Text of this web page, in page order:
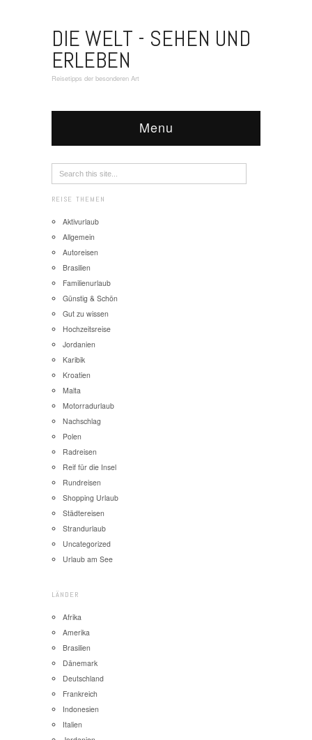
DIE WELT - SEHEN UND
ERLEBEN
Reisetipps der besonderen Art
Menu
REISE THEMEN
Aktivurlaub
Allgemein
Autoreisen
Brasilien
Familienurlaub
Günstig & Schön
Gut zu wissen
Hochzeitsreise
Jordanien
Karibik
Kroatien
Malta
Motorradurlaub
Nachschlag
Polen
Radreisen
Reif für die Insel
Rundreisen
Shopping Urlaub
Städtereisen
Strandurlaub
Uncategorized
Urlaub am See
LÄNDER
Afrika
Amerika
Brasilien
Dänemark
Deutschland
Frankreich
Indonesien
Italien